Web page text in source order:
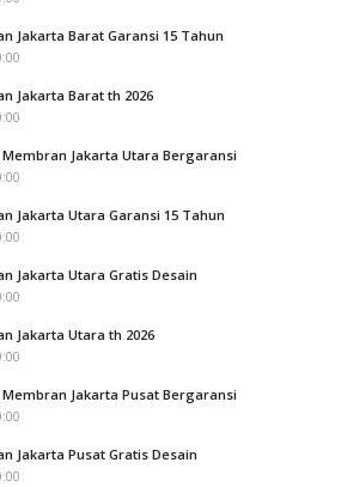
Jakarta Barat Garansi 15 Tahun
Jakarta Barat th 2026
Jakarta Utara Bergaransi
Jakarta Utara Garansi 15 Tahun
Jakarta Utara Gratis Desain
Jakarta Utara th 2026
Jakarta Pusat Bergaransi
Jakarta Pusat Gratis Desain